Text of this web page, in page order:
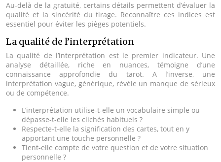
Au-delà de la gratuité, certains détails permettent d’évaluer la
qualité et la sincérité du tirage. Reconnaître ces indices est
essentiel pour éviter les pièges potentiels.
La qualité de l’interprétation
La qualité de l’interprétation est le premier indicateur. Une
analyse détaillée, riche en nuances, témoigne d’une
connaissance approfondie du tarot. A l’inverse, une
interprétation vague, générique, révèle un manque de sérieux
ou de compétence.
L’interprétation utilise-t-elle un vocabulaire simple ou
dépasse-t-elle les clichés habituels ?
Respecte-t-elle la signification des cartes, tout en y
apportant une touche personnelle ?
Tient-elle compte de votre question et de votre situation
personnelle ?